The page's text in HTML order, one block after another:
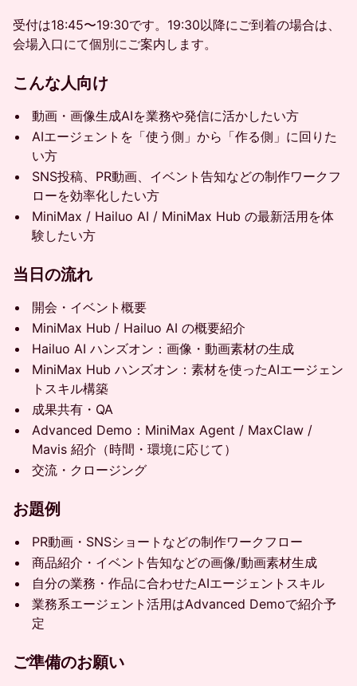
受付は18:45〜19:30です。19:30以降にご到着の場合は、
会場入口にて個別にご案内します。
こんな人向け
動画・画像生成AIを業務や発信に活かしたい方
AIエージェントを「使う側」から「作る側」に回りた
い方
SNS投稿、PR動画、イベント告知などの制作ワークフ
ローを効率化したい方
MiniMax / Hailuo AI / MiniMax Hub の最新活用を体
験したい方
当日の流れ
開会・イベント概要
MiniMax Hub / Hailuo AI の概要紹介
Hailuo AI ハンズオン：画像・動画素材の生成
MiniMax Hub ハンズオン：素材を使ったAIエージェン
トスキル構築
成果共有・QA
Advanced Demo：MiniMax Agent / MaxClaw /
Mavis 紹介（時間・環境に応じて）
交流・クロージング
お題例
PR動画・SNSショートなどの制作ワークフロー
商品紹介・イベント告知などの画像/動画素材生成
自分の業務・作品に合わせたAIエージェントスキル
業務系エージェント活用はAdvanced Demoで紹介予
定
ご準備のお願い